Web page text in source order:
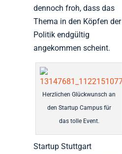
dennoch froh, dass das
Thema in den Köpfen der
Politik endgültig
angekommen scheint.
Herzlichen Glückwunsch an
den Startup Campus für
das tolle Event.
Startup Stuttgart